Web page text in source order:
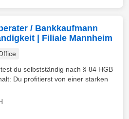
/ Bankkaufmann
| Filiale Mannheim
du selbstständig nach § 84 HGB
Du profitierst von einer starken